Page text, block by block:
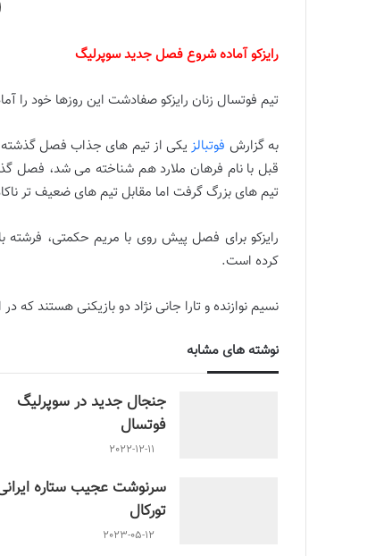
رايزكو آماده شروع فصل جديد سوپرليگ
تيم فوتسال زنان رايزكو صفادشت اين روزها خود را
به گزارش فوتبالزيكى از تيم هاى جذاب فصل گذشته
قبل با نام فرهان ملارد هم شناخته مى شد، فصل
تيم هاى بزرگ گرفت اما مقابل تيم هاى ضعيف تر
رايزكو براى فصل پيش روى با مريم حكمتى، فرشته
كرده است.
نسيم نوازنده و تارا جانى نژاد دو بازيكنى هستند
نوشته های مشابه
جنجال جدید در سوپرلیگ
فوتسال
2022-12-11
سرنوشت عجیب ستاره
تورکال
2023-05-12